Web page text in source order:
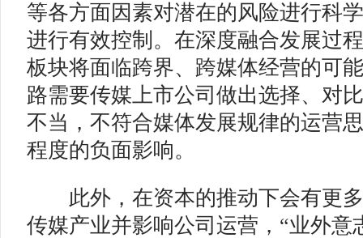
等各方面因素对潜在的风险进行科
进行有效控制。在深度融合发展过
板块将面临跨界、跨媒体经营的可
路需要传媒上市公司做出选择、对
不当，不符合媒体发展规律的运营
程度的负面影响。
此外，在资本的推动下会有更多
传媒产业并影响公司运营，“业外意